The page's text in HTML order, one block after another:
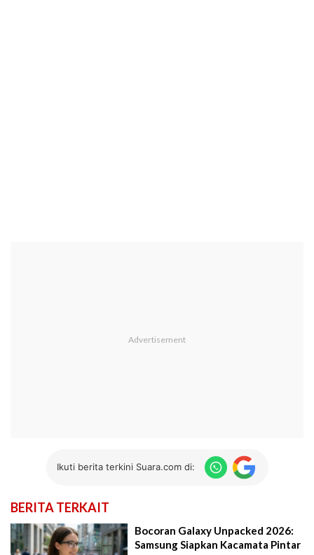
Ikuti berita terkini Suara.com di:
BERITA TERKAIT
Bocoran Galaxy Unpacked 2026:
Samsung Siapkan Kacamata Pintar